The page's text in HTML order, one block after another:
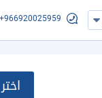
+966920025959